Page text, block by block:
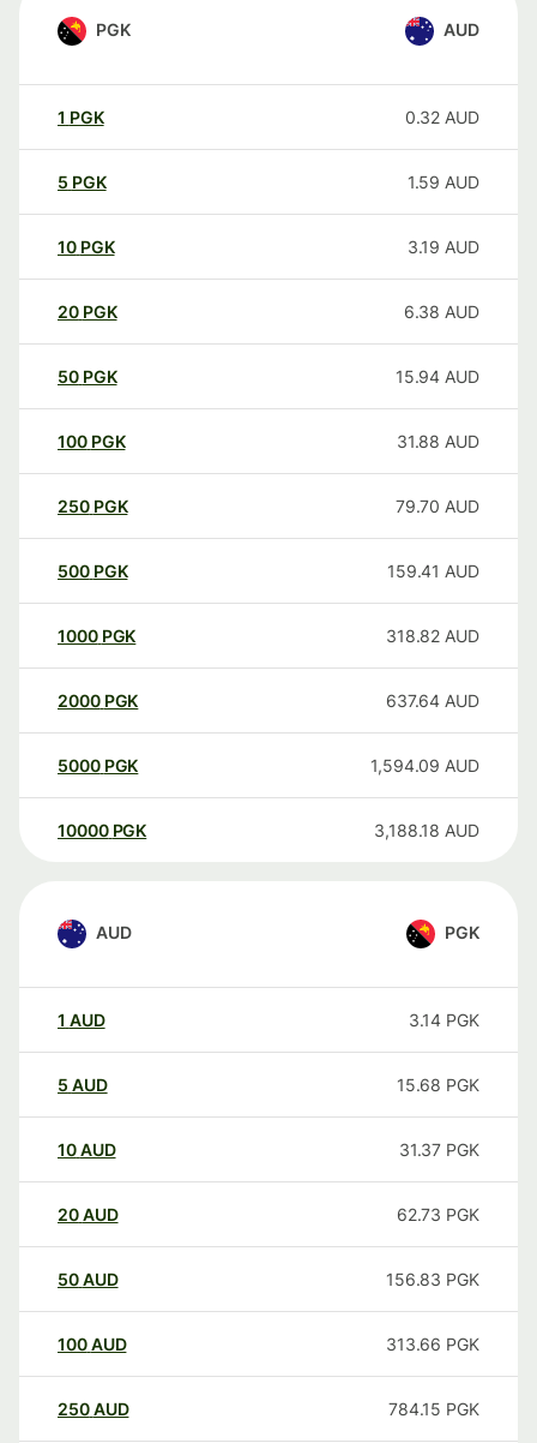
PGK AUD
1 PGK 0.32 AUD
5 PGK 1.59 AUD
10 PGK 3.19 AUD
20 PGK 6.38 AUD
50 PGK 15.94 AUD
100 PGK 31.88 AUD
250 PGK 79.70 AUD
500 PGK 159.41 AUD
1000 PGK 318.82 AUD
2000 PGK 637.64 AUD
5000 PGK 1,594.09 AUD
10000 PGK 3,188.18 AUD
AUD PGK
1 AUD 3.14 PGK
5 AUD 15.68 PGK
10AUD 31.37 PGK
20AUD 62.73 PGK
50AUD 156.83 PGK
100AUD 313.66 PGK
250AUD 784.15 PGK